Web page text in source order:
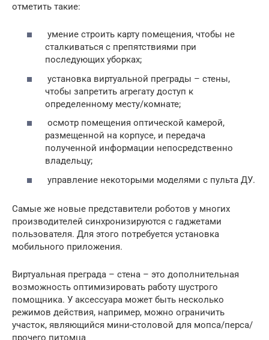
отметить такие:
умение строить карту помещения, чтобы не
сталкиваться с препятствиями при
последующих уборках;
установка виртуальной преграды – стены,
чтобы запретить агрегату доступ к
определенному месту/комнате;
осмотр помещения оптической камерой,
размещенной на корпусе, и передача
полученной информации непосредственно
владельцу;
управление некоторыми моделями с пульта ДУ.
Самые же новые представители роботов у многих
производителей синхронизируются с гаджетами
пользователя. Для этого потребуется установка
мобильного приложения.
Виртуальная преграда – стена – это дополнительная
возможность оптимизировать работу шустрого
помощника. У аксессуара может быть несколько
режимов действия, например, можно ограничить
участок, являющийся мини-столовой для мопса/перса/
прочего питомца